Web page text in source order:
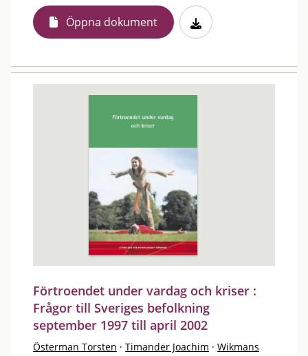
Öppna dokument
Förtroendet under vardag och kriser :
Frågor till Sveriges befolkning
september 1997 till april 2002
Österman Torsten · Timander Joachim · Wikmans